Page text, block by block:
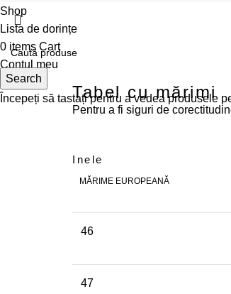
Search
Începeți să tastați pentru a vedea produsele
Shop
Lista de dorințe
0 items Cart
Contul meu
Tabel cu mărimi
Pentru a fi siguri de
Inele
MĂRIME EUROPEANĂ
46
47